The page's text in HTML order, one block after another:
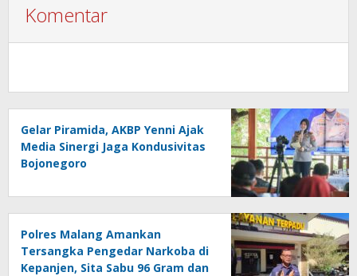
Komentar
Gelar Piramida, AKBP Yenni Ajak
Media Sinergi Jaga Kondusivitas
Bojonegoro
Polres Malang Amankan
Tersangka Pengedar Narkoba di
Kepanjen, Sita Sabu 96 Gram dan